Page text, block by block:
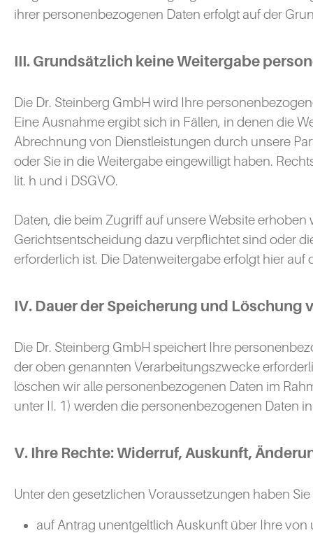
ihrer personenbezogenen Daten erfolgt auf der
III. Grundsätzlich keine Weitergabe
Die Dr. Steinberg GmbH wird Ihre
Eine Ausnahme ergibt sich in Fällen, in denen die
Abrechnung von Dienstleistungen durch unsere
oder Sie in die Weitergabe eingewilligt haben.
lit. h und i DSGVO.
Daten, die beim Zugriff auf unsere Website
Gerichtsentscheidung dazu verpflichtet sind oder
erforderlich ist. Die Datenweitergabe erfolgt hier auf
IV. Dauer der Speicherung und Löschung
Die Dr. Steinberg GmbH speichert Ihre
der oben genannten Verarbeitungszwecke
löschen wir alle personenbezogenen Daten im
unter II. 1) werden die personenbezogenen Daten
V. Ihre Rechte: Widerruf, Auskunft,
Unter den gesetzlichen Voraussetzungen haben Sie
auf Antrag unentgeltlich Auskunft über Ihre